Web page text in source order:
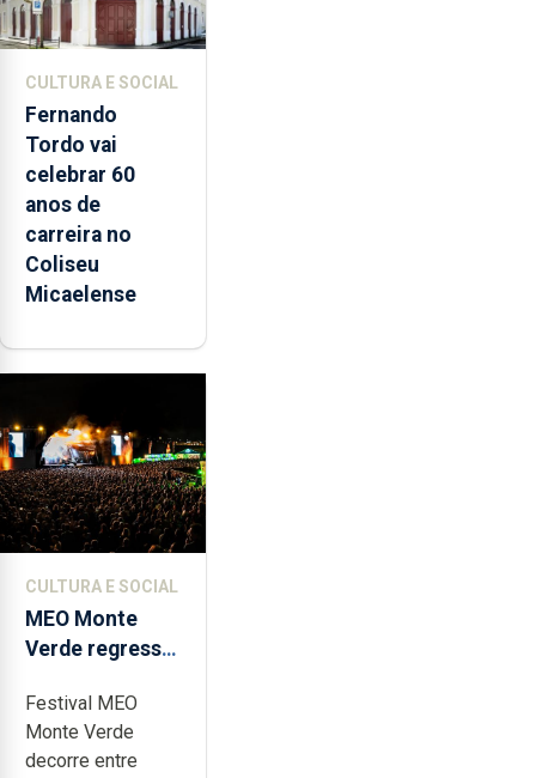
CULTURA E SOCIAL
Fernando
Tordo vai
celebrar 60
anos de
carreira no
Coliseu
Micaelense
CULTURA E SOCIAL
MEO Monte
Verde regressa
acessibilidade
Festival MEO
Monte Verde
decorre entre